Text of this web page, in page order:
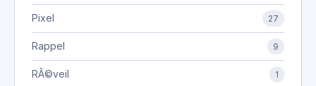
Pixel 27
Rappel 9
RÃ©veil 1